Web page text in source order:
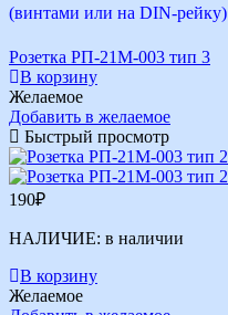
(винтами или на DIN-рейку)
Розетка РП-21М-003 тип 3
В корзину
Желаемое
Добавить в желаемое
Быстрый просмотр
190₽
НАЛИЧИЕ: в наличии
В корзину
Желаемое